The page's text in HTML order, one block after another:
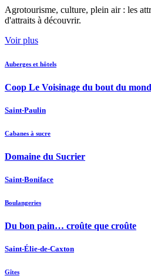
Agrotourisme, culture, plein air : les
d'attraits à découvrir.
Voir plus
Auberges et hôtels
Coop Le Voisinage du bout du
Saint-Paulin
Cabanes à sucre
Domaine du Sucrier
Saint-Boniface
Boulangeries
Du bon pain… croûte que croûte
Saint-Élie-de-Caxton
Gîtes